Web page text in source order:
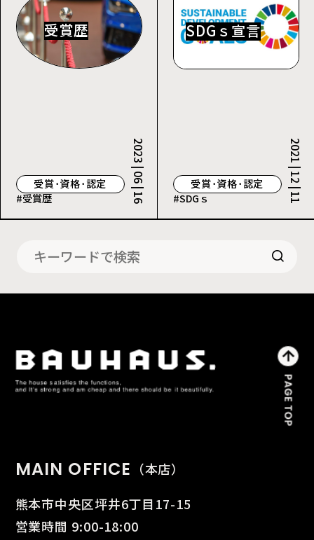
受賞歴
受賞･資格･認定
#受賞歴
2023 | 06 | 16
SDGｓ宣言
受賞･資格･認定
#SDGｓ
2021 | 12 | 11
MAIN OFFICE （本店）
熊本市中央区坪井6丁目17-15
営業時間 9:00-18:00